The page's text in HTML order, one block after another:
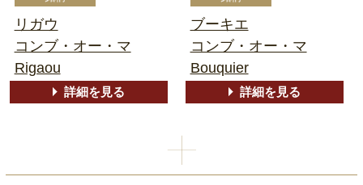
リガウ
コンブ・オー・マ
Rigaou
詳細を見る
ブーキエ
コンブ・オー・マ
Bouquier
詳細を見る